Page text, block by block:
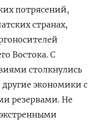
потрясений,
странах,
Востока. С
столкнулись
экономики с
резервами. Не